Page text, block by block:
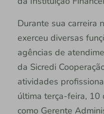
Durante sua carreira
exerceu diversas
agências de
da Sicredi
atividades
última terça-feira, 10
como Gerente